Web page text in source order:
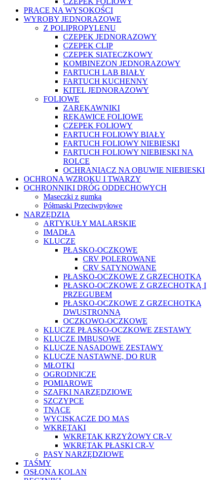
PRACE NA WYSOKOŚCI
WYROBY JEDNORAZOWE
Z POLIPROPYLENU
CZEPEK JEDNORAZOWY
CZEPEK CLIP
CZEPEK SIATECZKOWY
KOMBINEZON JEDNORAZOWY
FARTUCH LAB BIAŁY
FARTUCH KUCHENNY
KITEL JEDNORAZOWY
FOLIOWE
ZARĘKAWNIKI
RĘKAWICE FOLIOWE
CZEPEK FOLIOWY
FARTUCH FOLIOWY BIAŁY
FARTUCH FOLIOWY NIEBIESKI
FARTUCH FOLIOWY NIEBIESKI NA
ROLCE
OCHRANIACZ NA OBUWIE NIEBIESKI
OCHRONA WZROKU I TWARZY
OCHRONNIKI DRÓG ODDECHOWYCH
Maseczki z gumką
Półmaski Przeciwpyłowe
NARZĘDZIA
ARTYKUŁY MALARSKIE
IMADŁA
KLUCZE
PŁASKO-OCZKOWE
CRV POLEROWANE
CRV SATYNOWANE
PŁASKO-OCZKOWE Z GRZECHOTKĄ
PŁASKO-OCZKOWE Z GRZECHOTKĄ I
PRZEGUBEM
PŁASKO-OCZKOWE Z GRZECHOTKĄ
DWUSTRONNĄ
OCZKOWO-OCZKOWE
KLUCZE PŁASKO-OCZKOWE ZESTAWY
KLUCZE IMBUSOWE
KLUCZE NASADOWE ZESTAWY
KLUCZE NASTAWNE, DO RUR
MŁOTKI
OGRODNICZE
POMIAROWE
SZAFKI NARZĘDZIOWE
SZCZYPCE
TNĄCE
WYCISKACZE DO MAS
WKRĘTAKI
WKRĘTAK KRZYŻOWY CR-V
WKRĘTAK PŁASKI CR-V
PASY NARZĘDZIOWE
TAŚMY
OSŁONA KOLAN